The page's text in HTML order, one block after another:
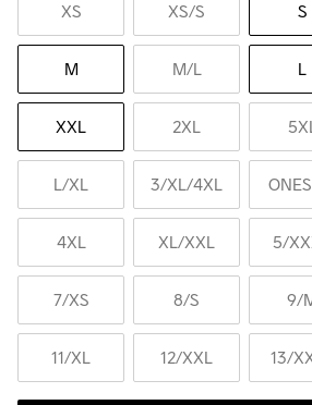
XS XS/S S
M M/L L
XXL 2XL
L/XL 3/XL/4XL
4XL XL/XXL 5/
7/XS 8/S 9/
11/XL 12/XXL 13/